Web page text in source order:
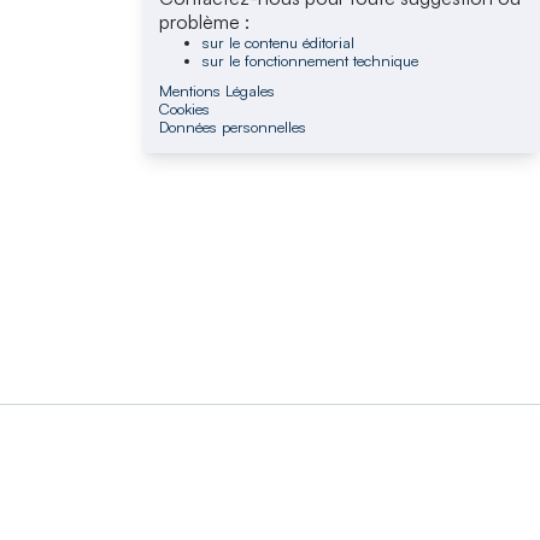
problème :
sur le contenu éditorial
sur le fonctionnement technique
Mentions Légales
Cookies
Données personnelles